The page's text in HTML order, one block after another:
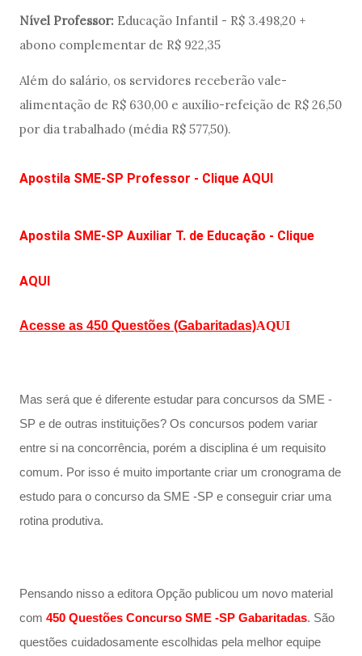
Nível Professor: Educação Infantil - R$ 3.498,20 +
abono complementar de R$ 922,35
Além do salário, os servidores receberão vale-
alimentação de R$ 630,00 e auxílio-refeição de R$ 26,50
por dia trabalhado (média R$ 577,50).
Apostila SME-SP Professor - Clique AQUI
Apostila SME-SP Auxiliar T. de Educação - Clique
AQUI
Acesse as 450 Questões (Gabaritadas)AQUI
Mas será que é diferente estudar para concursos da SME -
SP e de outras instituições? Os concursos podem variar
entre si na concorrência, porém a disciplina é um requisito
comum. Por isso é muito importante criar um cronograma de
estudo para o concurso da SME -SP e conseguir criar uma
rotina produtiva.
Pensando nisso a editora Opção publicou um novo material
com 450 Questões Concurso SME -SP Gabaritadas. São
questões cuidadosamente escolhidas pela melhor equipe